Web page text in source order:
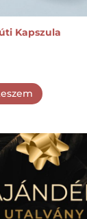
Kapszula